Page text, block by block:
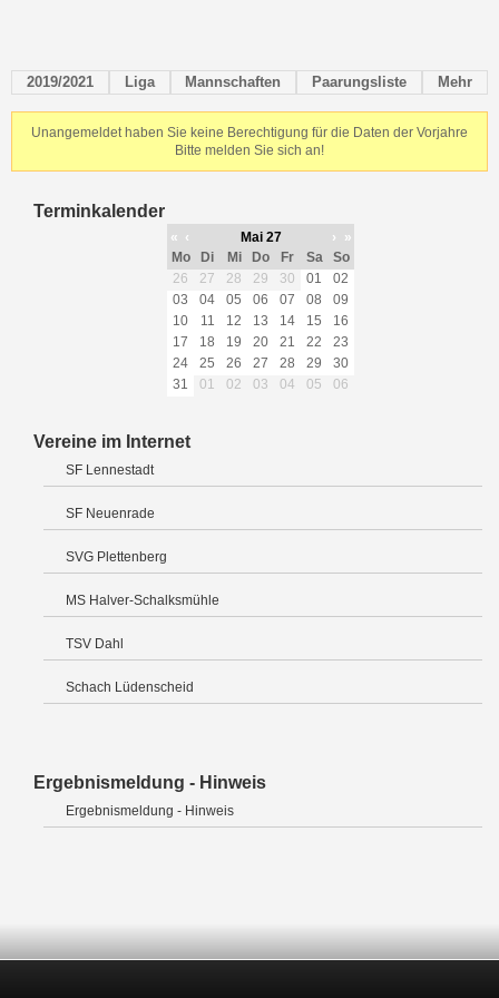
2019/2021 Liga Mannschaften Paarungsliste Mehr
Unangemeldet haben Sie keine Berechtigung für die Daten der Vorjahre
Bitte melden Sie sich an!
Terminkalender
« ‹ Mai 27 ›
»
Mo
Di Mi Do Fr Sa
So
26
27 28 29 30 01
02
03
04 05 06 07 08
09
10
11 12 13 14 15
16
17
18 19 20 21 22
23
24
25 26 27 28 29
30
31
01 02 03 04 05 06
Vereine im Internet
SF Lennestadt
SF Neuenrade
SVG Plettenberg
MS Halver-Schalksmühle
TSV Dahl
Schach Lüdenscheid
Ergebnismeldung - Hinweis
Ergebnismeldung - Hinweis